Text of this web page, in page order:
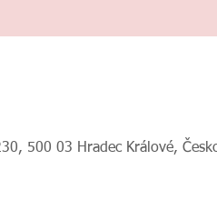
500 03 Hradec Králové,